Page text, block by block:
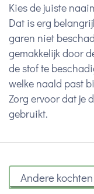
Kies de juiste
Dat is erg
garen niet
gemakkelijk door
de stof te
welke naald past
Zorg ervoor dat je
gebruikt.
Andere